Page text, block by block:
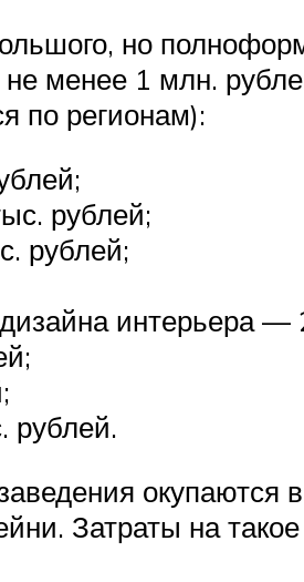
но
менее 1 млн.
по регионам):
рублей;
рублей;
интерьера —
рублей.
Затраты на